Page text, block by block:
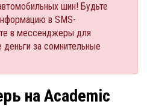
шин! Будьте
в SMS-
в мессенджеры для
за сомнительные
на Academic